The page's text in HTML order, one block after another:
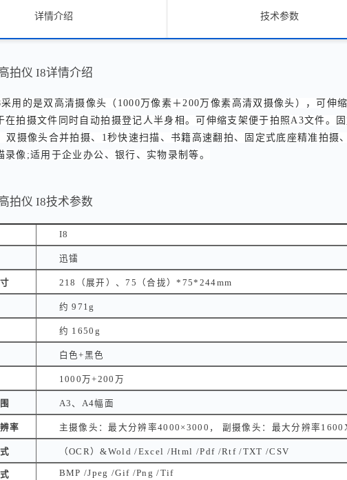
详情介绍 技术参数
拍仪 I8详情介绍
用的是双高清摄像头（1000万像素＋200万像素高清双摄像头），可伸
在拍摄文件同时自动拍摄登记人半身相。可伸缩支架便于拍照A3文件。
双摄像头合并拍摄、1秒快速扫描、书籍高速翻拍、固定式底座精准拍摄
录像;适用于企业办公、银行、实物录制等。
拍仪 I8技术参数
I8
迅镭
218（展开）、75（合拢）*75*244mm
约 971g
约 1650g
白色+黑色
1000万+200万
A3、A4幅面
率 主摄像头：最大分辨率4000×3000， 副摄像头：最大分辨率
（OCR）&Wold /Excel /Html /Pdf /Rtf /TXT /CSV
BMP /Jpeg /Gif /Png /Tif